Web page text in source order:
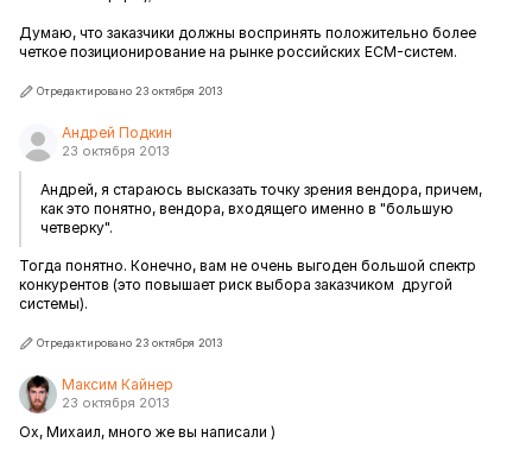
Думаю, что заказчики должны воспринять положительно более
четкое позиционирование на рынке российских ECM-систем.
Отредактировано 23 октября 2013
Андрей Подкин
23 октября 2013
Андрей, я стараюсь высказать точку зрения вендора, причем,
как это понятно, вендора, входящего именно в "большую
четверку".
Тогда понятно. Конечно, вам не очень выгоден большой спектр
конкурентов (это повышает риск выбора заказчиком другой
системы).
Отредактировано 23 октября 2013
Максим Кайнер
23 октября 2013
Ох, Михаил, много же вы написали )